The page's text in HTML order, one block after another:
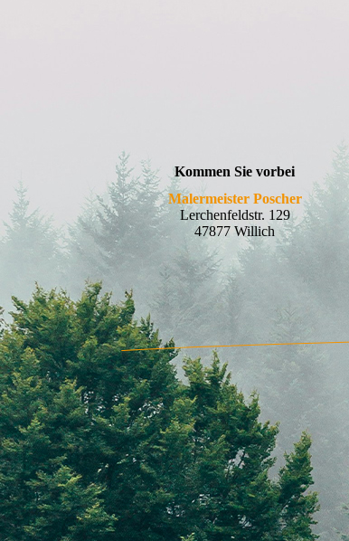
Kommen Sie vorbei
Malermeister Poscher
Lerchenfeldstr. 129
47877 Willich